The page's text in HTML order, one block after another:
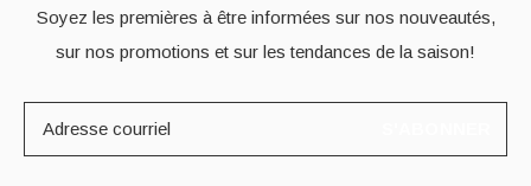
Soyez les premières à être informées sur nos nouveautés,
sur nos promotions et sur les tendances de la saison!